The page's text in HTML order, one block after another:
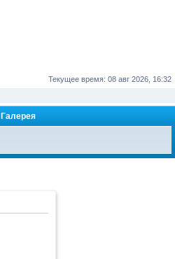
Текущее время: 08 авг 2026, 16:32
Галерея